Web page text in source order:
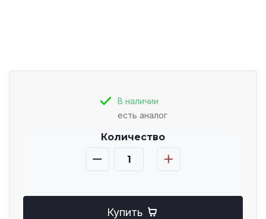
В наличии
есть аналог
Количество
Купить